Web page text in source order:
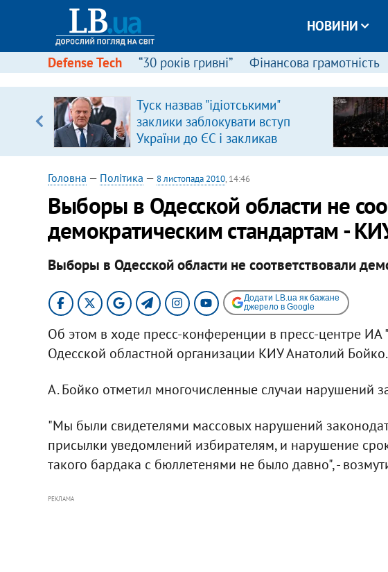
НОВИНИ
Defense Tech “30 років гривні” Фінансова грамотність
Туск назвав "ідіотськими"
заклики заблокувати вступ
України до ЄС і закликав
припинити антиукраїнську
риторику
Головна — Політика — 8 листопада 2010, 14:46
Выборы в Одесской области не
демократическим стандартам -
Выборы в Одесской области не соответствовали
Додати LB.ua як бажане
джерело в Google
Об этом в ходе пресс-конференции в пресс-центре
Одесской областной организации КИУ Анатолий Бойко.
А. Бойко отметил многочисленные случаи нарушений
"Мы были свидетелями массовых нарушений
присылки уведомлений избирателям, и нарушение
такого бардака с бюллетенями не было давно", -
РЕКЛАМА